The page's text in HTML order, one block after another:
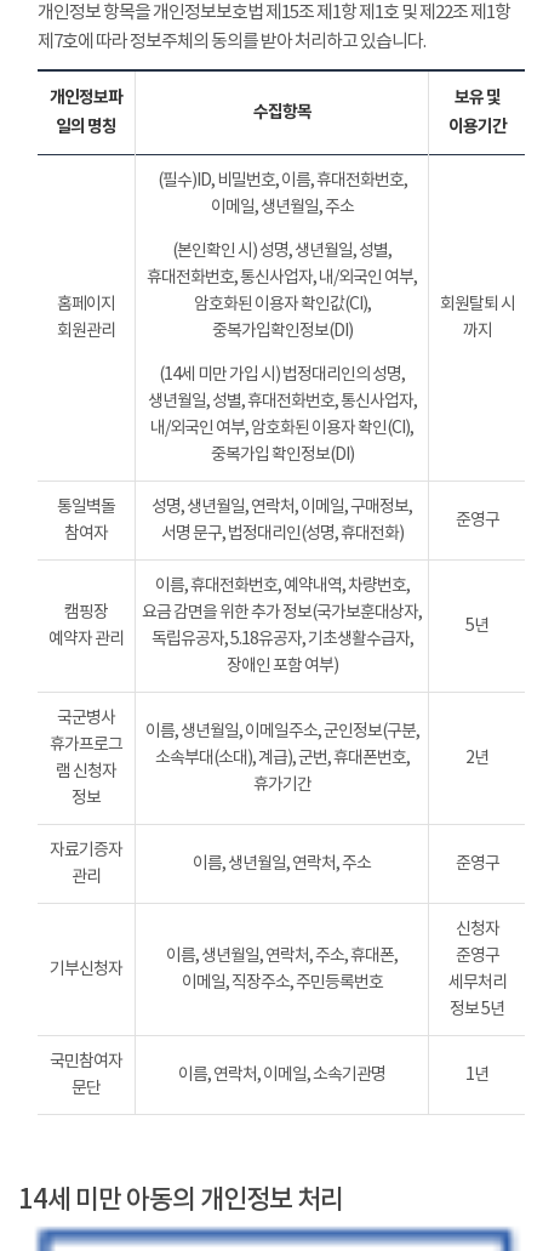
개인정보 항목을 개인정보보호법 제15조 제1항 제1호 및 제22조 제1항
제7호에 따라 정보주체의 동의를 받아 처리하고 있습니다.
개인정보파
일의 명칭
수집항목
보유 및
이용기간
홈페이지
회원관리
(필수)ID, 비밀번호, 이름, 휴대전화번호,
이메일, 생년월일, 주소
(본인확인 시) 성명, 생년월일, 성별,
휴대전화번호, 통신사업자, 내/외국인 여부,
암호화된 이용자 확인값(CI),
중복가입확인정보(DI)
(14세 미만 가입 시) 법정대리인의 성명,
생년월일, 성별, 휴대전화번호, 통신사업자,
내/외국인 여부, 암호화된 이용자 확인(CI),
중복가입 확인정보(DI)
회원탈퇴 시
까지
통일벽돌
참여자
성명, 생년월일, 연락처, 이메일, 구매정보,
서명 문구, 법정대리인(성명, 휴대전화)
준영구
캠핑장
예약자 관리
이름, 휴대전화번호, 예약내역, 차량번호,
요금 감면을 위한 추가 정보(국가보훈대상자,
독립유공자, 5.18유공자, 기초생활수급자,
장애인 포함 여부)
5년
국군병사
휴가프로그
램 신청자
정보
이름, 생년월일, 이메일주소, 군인정보(구분,
소속부대(소대), 계급), 군번, 휴대폰번호,
휴가기간
2년
자료기증자
관리
이름, 생년월일, 연락처, 주소 준영구
기부신청자
이름, 생년월일, 연락처, 주소, 휴대폰,
이메일, 직장주소, 주민등록번호
신청자
준영구
세무처리
정보 5년
국민참여자
문단
이름, 연락처, 이메일, 소속기관명 1년
14세 미만 아동의 개인정보 처리